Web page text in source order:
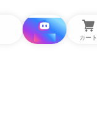
i と探す カート